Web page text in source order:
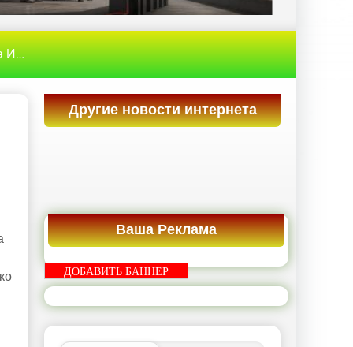
» Компания отдала мошенникам $25,6 млн
Другие новости интернета
Ваша Реклама
ДОБАВИТЬ БАННЕР